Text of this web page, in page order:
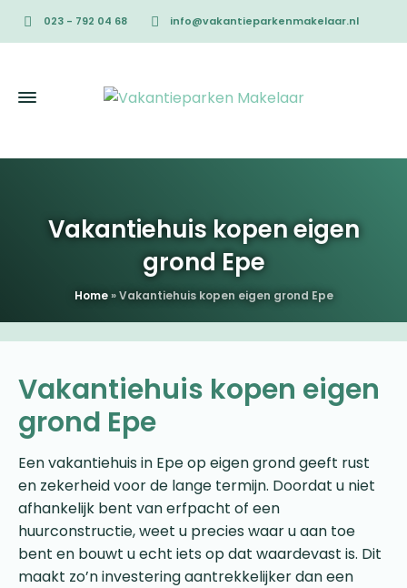
023 - 792 04 68 info@vakantieparkenmakelaar.nl
Vakantiehuis kopen eigen
grond Epe
Home»Vakantiehuis kopen eigen grond Epe
Vakantiehuis kopen eigen
grond Epe
Een vakantiehuis in Epe op eigen grond geeft rust
en zekerheid voor de lange termijn. Doordat u niet
afhankelijk bent van erfpacht of een
huurconstructie, weet u precies waar u aan toe
bent en bouwt u echt iets op dat waardevast is. Dit
maakt zo’n investering aantrekkelijker dan een